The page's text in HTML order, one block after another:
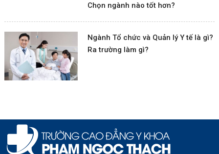
Chọn ngành nào tốt hơn?
Ngành Tổ chức và Quản lý Y tế là gì?
Ra trường làm gì?